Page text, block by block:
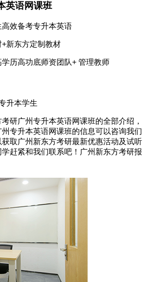
英语网课班
效备考专升本英语
新东方定制教材
历高功底师资团队+ 管理教师
升本学生
研广州专升本英语网课班的全部介绍，
专升本英语网课班的信息可以咨询我们
取广州新东方考研最新优惠活动及试听
赶紧和我们联系吧！广州新东方考研报